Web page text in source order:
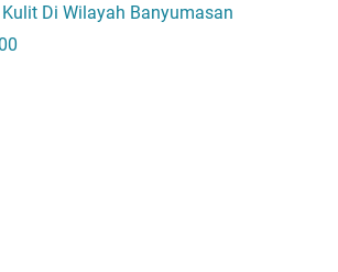
Di Wilayah Banyumasan